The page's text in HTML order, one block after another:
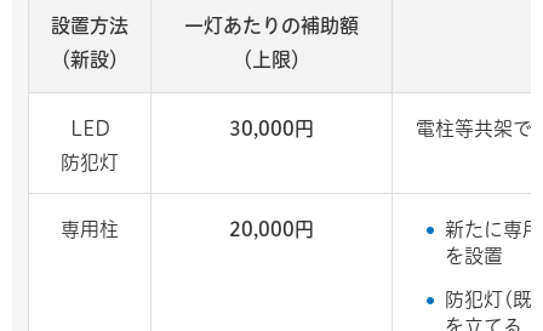
設置方法
（新設）
一灯あたりの補助額
（上限）
LED
防犯灯
30,000円 電柱等共架で
専用柱 20,000円
新たに専
を設置
防犯灯(既
を立てる